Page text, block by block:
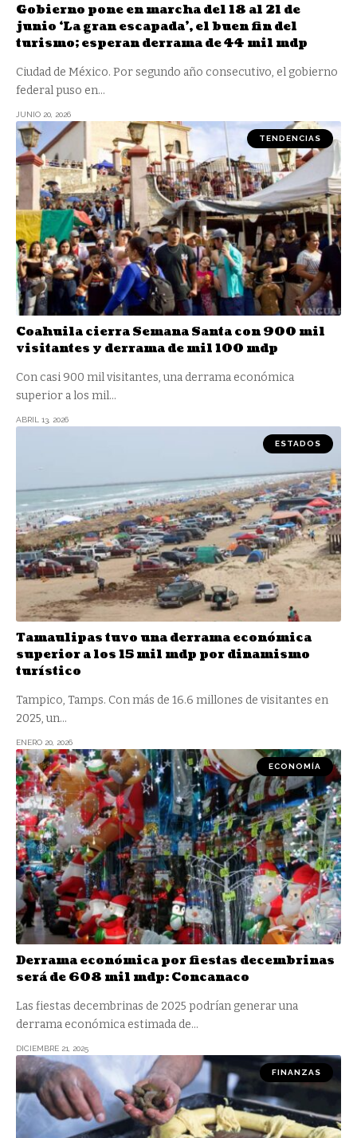
Gobierno pone en marcha del 18 al 21 de
junio ‘La gran escapada’, el buen fin del
turismo; esperan derrama de 44 mil mdp
Ciudad de México. Por segundo año consecutivo, el gobierno
federal puso en…
JUNIO 20, 2026
TENDENCIAS
Coahuila cierra Semana Santa con 900 mil
visitantes y derrama de mil 100 mdp
Con casi 900 mil visitantes, una derrama económica
superior a los mil…
ABRIL 13, 2026
ESTADOS
Tamaulipas tuvo una derrama económica
superior a los 15 mil mdp por dinamismo
turístico
Tampico, Tamps. Con más de 16.6 millones de visitantes en
2025, un…
ENERO 20, 2026
ECONOMÍA
Derrama económica por fiestas decembrinas
será de 608 mil mdp: Concanaco
Las fiestas decembrinas de 2025 podrían generar una
derrama económica estimada de…
DICIEMBRE 21, 2025
FINANZAS